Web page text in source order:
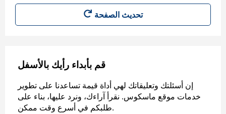
تحديث الصفحة
قم بأبداء رأيك بالأسفل
إن أسئلتك وتعليقاتك لهي أداة قيمة تساعدنا على تطوير
خدمات موقع ماسكوس. نقرأ آراءك، ونرد عليها، بناء على
طلبكم في أسرع وقت ممكن.